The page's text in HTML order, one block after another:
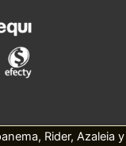
Rider, Azaleia y